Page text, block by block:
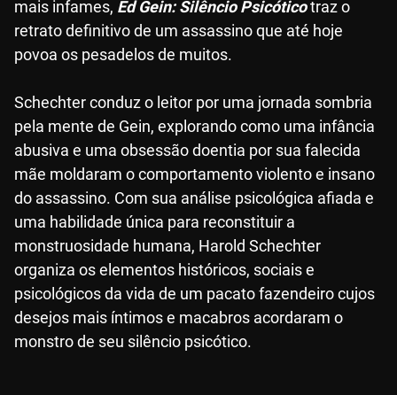
mais infames, Ed Gein: Silêncio Psicóticotraz o
retrato definitivo de um assassino que até hoje
povoa os pesadelos de muitos.
Schechter conduz o leitor por uma jornada sombria
pela mente de Gein, explorando como uma infância
abusiva e uma obsessão doentia por sua falecida
mãe moldaram o comportamento violento e insano
do assassino. Com sua análise psicológica afiada e
uma habilidade única para reconstituir a
monstruosidade humana, Harold Schechter
organiza os elementos históricos, sociais e
psicológicos da vida de um pacato fazendeiro cujos
desejos mais íntimos e macabros acordaram o
monstro de seu silêncio psicótico.